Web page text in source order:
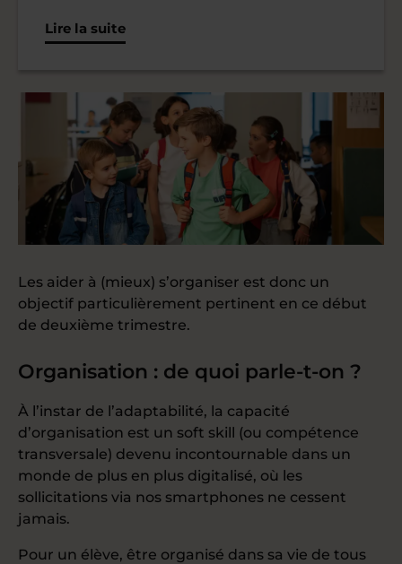
Lire la suite
Les aider à (mieux) s’organiser est donc un
objectif particulièrement pertinent en ce début
de deuxième trimestre.
Organisation : de quoi parle-t-on ?
À l’instar de l’adaptabilité, la capacité
d’organisation est un soft skill (ou compétence
transversale) devenu incontournable dans un
monde de plus en plus digitalisé, où les
sollicitations via nos smartphones ne cessent
jamais.
Pour un élève, être organisé dans sa vie de tous